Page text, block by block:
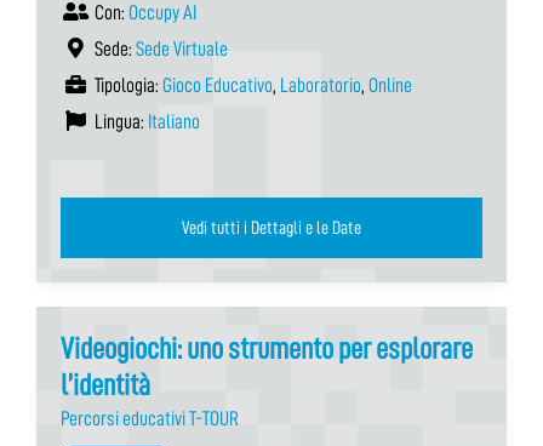
Con: Occupy AI
Sede: Sede Virtuale
Tipologia: Gioco Educativo, Laboratorio, Online
Lingua: Italiano
Vedi tutti i Dettagli e le Date
Videogiochi: uno strumento per esplorare
l’identità
Percorsi educativi T-TOUR